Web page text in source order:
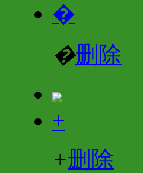
�
�删除
+
+删除